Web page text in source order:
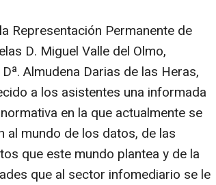
Representación Permanente de
D. Miguel Valle del Olmo,
Almudena Darias de las Heras,
a los asistentes una informada
en la que actualmente se
al mundo de los datos, de las
que este mundo plantea y de la
que al sector infomediario se le